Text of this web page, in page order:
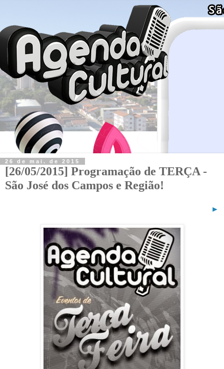
26 de mai. de 2015
[26/05/2015] Programação de TERÇA -
São José dos Campos e Região!
►